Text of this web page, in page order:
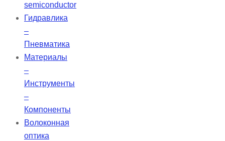
semiconductor
Гидравлика
–
Пневматика
Материалы
–
Инструменты
–
Компоненты
Волоконная
оптика